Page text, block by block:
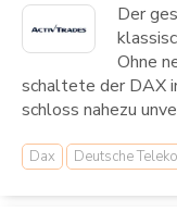
Der
Ohne
schaltete der DAX
schloss nahezu
Dax Deutsche